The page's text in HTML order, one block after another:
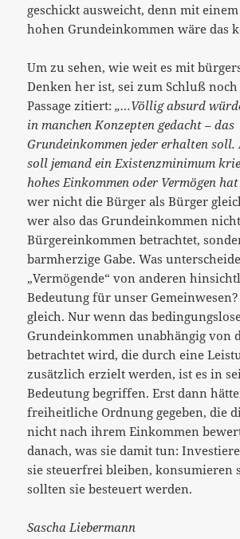
geschickt ausweicht, denn mit
hohen Grundeinkommen wäre das
Um zu sehen, wie weit es mit
Denken her ist, sei zum Schluß
Passage zitiert:„…Völlig absurd
in manchen Konzepten gedacht – das
Grundeinkommen jeder erhalten soll.
soll jemand ein Existenzminimum
hohes Einkommen oder Vermögen
wer nicht die Bürger als Bürger
wer also das Grundeinkommen
Bürgereinkommen betrachtet,
barmherzige Gabe. Was
„Vermögende“ von anderen
Bedeutung für unser
gleich. Nur wenn das
Grundeinkommen unabhängig von
betrachtet wird, die durch eine
zusätzlich erzielt werden, ist es in
Bedeutung begriffen. Erst dann
freiheitliche Ordnung gegeben, die
nicht nach ihrem Einkommen
danach, was sie damit tun:
sie steuerfrei bleiben, konsumieren
sollten sie besteuert werden.
Sascha Liebermann